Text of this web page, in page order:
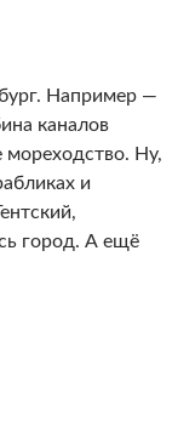
Например —
каналов
мореходство. Ну,
и
город. А ещё